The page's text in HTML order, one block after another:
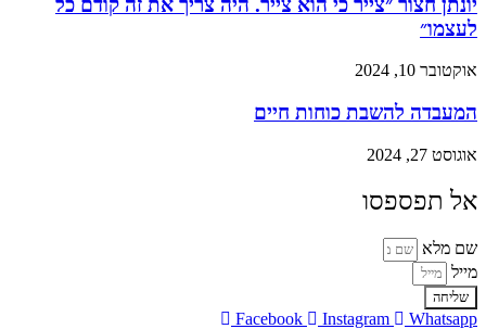
לעצמו״
אוקטובר 10, 2024
המעבדה להשבת כוחות חיים
אוגוסט 27, 2024
אל תפספסו
שם מלא
מייל
שליחה
Facebook Instagram Whatsapp